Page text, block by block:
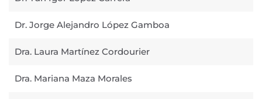
Dr. Jorge Alejandro López Gamboa
Dra. Laura Martínez Cordourier
Dra. Mariana Maza Morales